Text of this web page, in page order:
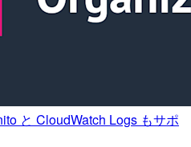
と CloudWatch Logs もサポ